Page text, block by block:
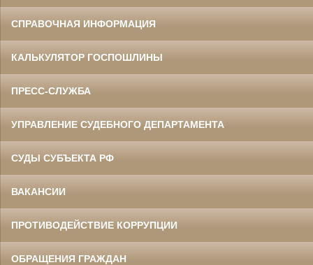
СПРАВОЧНАЯ ИНФОРМАЦИЯ
КАЛЬКУЛЯТОР ГОСПОШЛИНЫ
ПРЕСС-СЛУЖБА
УПРАВЛЕНИЕ СУДЕБНОГО ДЕПАРТАМЕНТА
СУДЫ СУБЪЕКТА РФ
ВАКАНСИИ
ПРОТИВОДЕЙСТВИЕ КОРРУПЦИИ
ОБРАЩЕНИЯ ГРАЖДАН